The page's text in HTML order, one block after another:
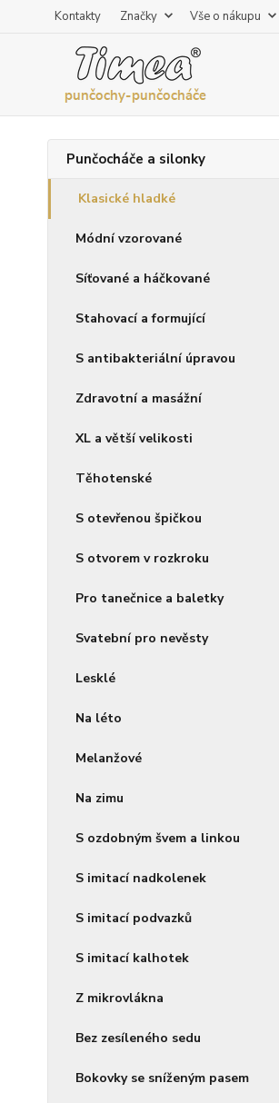
Kontakty Značky Vše o nákupu
Punčocháče a silonky
Klasické hladké
Módní vzorované
Síťované a háčkované
Stahovací a formující
S antibakteriální úpravou
Zdravotní a masážní
XL a větší velikosti
Těhotenské
S otevřenou špičkou
S otvorem v rozkroku
Pro tanečnice a baletky
Svatební pro nevěsty
Lesklé
Na léto
Melanžové
Na zimu
S ozdobným švem a linkou
S imitací nadkolenek
S imitací podvazků
S imitací kalhotek
Z mikrovlákna
Bez zesíleného sedu
Bokovky se sníženým pasem